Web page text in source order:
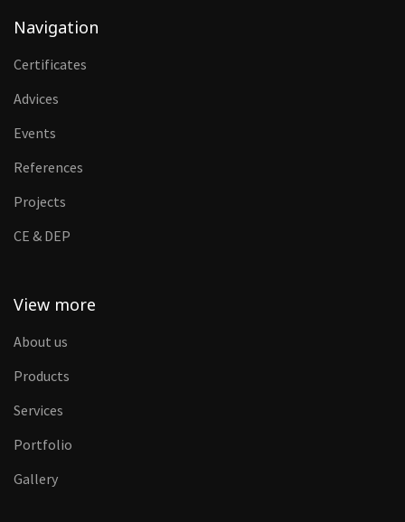
Navigation
Certificates
Advices
Events
References
Projects
CE & DEP
View more
About us
Products
Services
Portfolio
Gallery